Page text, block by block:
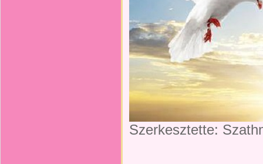
Szerkesztette: